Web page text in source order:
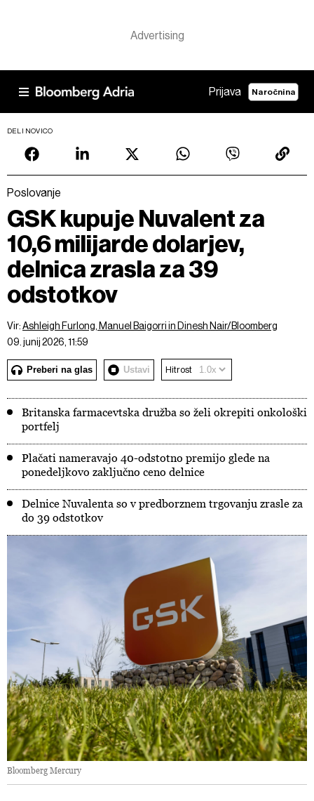
Prijava Naročnina
DELI NOVICO
Poslovanje
GSK kupuje Nuvalent za
10,6 milijarde dolarjev,
delnica zrasla za 39
odstotkov
Vir:Ashleigh Furlong, Manuel Baigorri in Dinesh Nair/Bloomberg
09. junij 2026, 11:59
Preberi na glas Ustavi Hitrost
Britanska farmacevtska družba so želi okrepiti onkološki
portfelj
Plačati nameravajo 40-odstotno premijo glede na
ponedeljkovo zaključno ceno delnice
Delnice Nuvalenta so v predborznem trgovanju zrasle za
do 39 odstotkov
Bloomberg Mercury